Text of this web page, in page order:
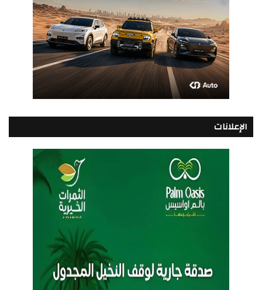
الإعلانات